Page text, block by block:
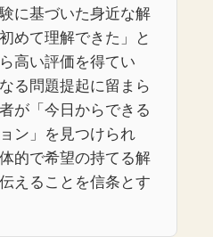
に基づいた身近な解
めて理解できた」と
高い評価を得てい
る問題提起に留まら
が「今日からできる
ン」を見つけられ
的で希望の持てる解
えることを信条とす